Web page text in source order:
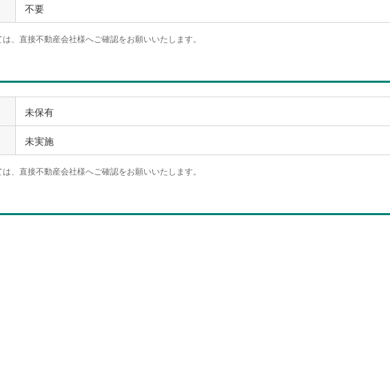
不要
、直接不動産会社様へご確認をお願いいたします。
未保有
未実施
、直接不動産会社様へご確認をお願いいたします。